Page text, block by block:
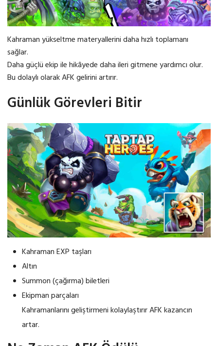
Kahraman yükseltme materyallerini daha hızlı toplamanı
sağlar.
Daha güçlü ekip ile hikâyede daha ileri gitmene yardımcı olur.
Bu dolaylı olarak AFK gelirini artırır.
Günlük Görevleri Bitir
Kahraman EXP taşları
Altın
Summon (çağırma) biletleri
Ekipman parçaları
Kahramanlarını geliştirmeni kolaylaştırır AFK kazancın
artar.